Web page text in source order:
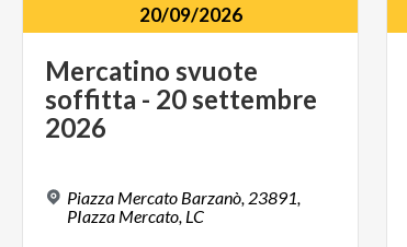
20/09/2026
Mercatino svuote
soffitta - 20 settembre
2026
Piazza Mercato Barzanò, 23891,
PIazza Mercato, LC